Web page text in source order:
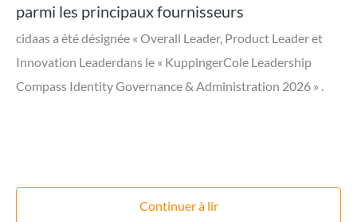
parmi les principaux fournisseurs
cidaas a été désignée « Overall Leader, Product Leader et
Innovation Leaderdans le « KuppingerCole Leadership
Compass Identity Governance & Administration 2026 » .
Continuer à lir